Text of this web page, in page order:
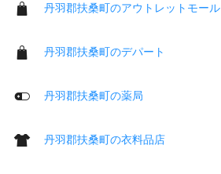
丹羽郡扶桑町のアウトレットモール
丹羽郡扶桑町のデパート
丹羽郡扶桑町の薬局
丹羽郡扶桑町の衣料品店